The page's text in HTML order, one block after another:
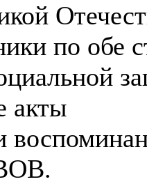
по обе
акты